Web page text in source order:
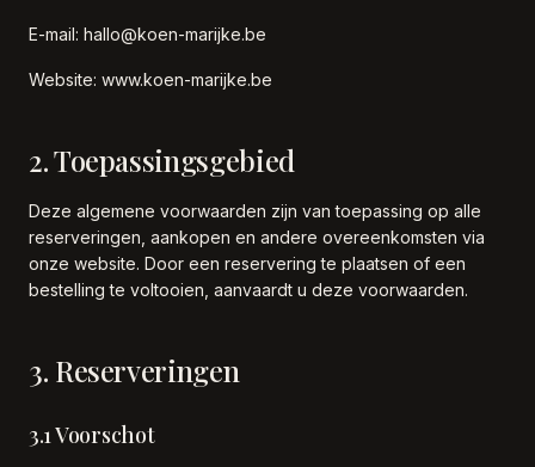
E-mail: hallo@koen-marijke.be
Website: www.koen-marijke.be
2. Toepassingsgebied
Deze algemene voorwaarden zijn van toepassing op alle
reserveringen, aankopen en andere overeenkomsten via
onze website. Door een reservering te plaatsen of een
bestelling te voltooien, aanvaardt u deze voorwaarden.
3. Reserveringen
3.1 Voorschot